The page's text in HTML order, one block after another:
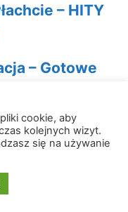
– HITY
– Gotowe
Zbudowany z
cookie, aby
kolejnych wizyt.
się na używanie